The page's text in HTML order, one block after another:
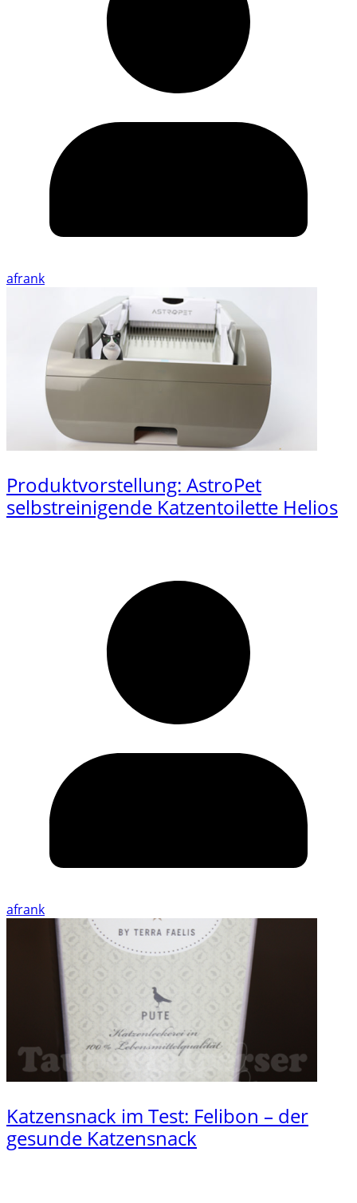
afrank
Produktvorstellung: AstroPet
selbstreinigende Katzentoilette Helios
afrank
Katzensnack im Test: Felibon – der
gesunde Katzensnack